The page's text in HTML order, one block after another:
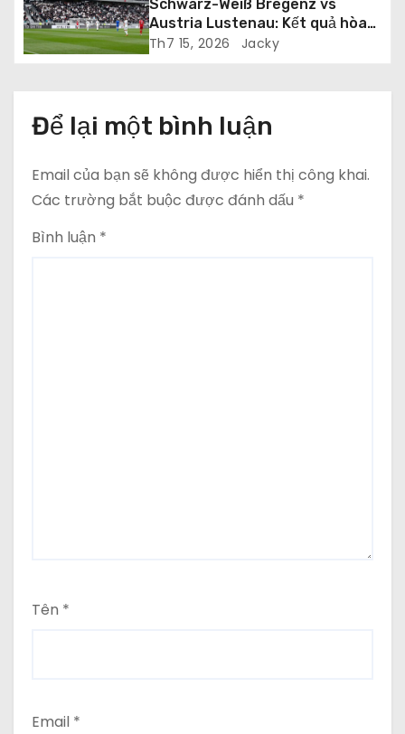
ế
t
Schwarz-Weiß Bregenz vs
Austria Lustenau: Kết quả hòa
1-1 trong trận giao hữu
Th7 15, 2026 Jacky
Để lại một bình luận
Email của bạn sẽ không được hiển thị công khai.
Các trường bắt buộc được đánh dấu *
Bình luận *
Tên *
Email *